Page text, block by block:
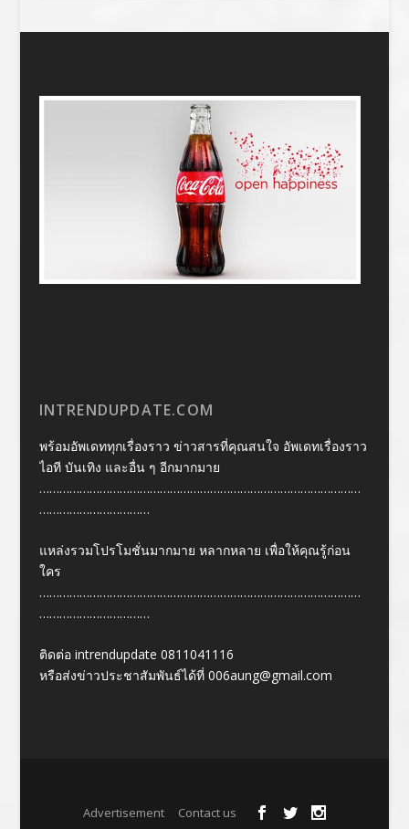
INTRENDUPDATE.COM
พร้อมอัพเดททุกเรื่องราว ข่าวสารที่คุณสนใจ อัพเดทเรื่องราว
ไอที บันเทิง และอื่น ๆ อีกมากมาย
……………………………………………………………………………………
……………………………
แหล่งรวมโปรโมชั่นมากมาย หลากหลาย เพื่อให้คุณรู้ก่อน
ใคร
……………………………………………………………………………………
……………………………
ติดต่อ intrendupdate 0811041116
หรือส่งข่าวประชาสัมพันธ์ได้ที่ 006aung@gmail.com
Advertisement Contact us